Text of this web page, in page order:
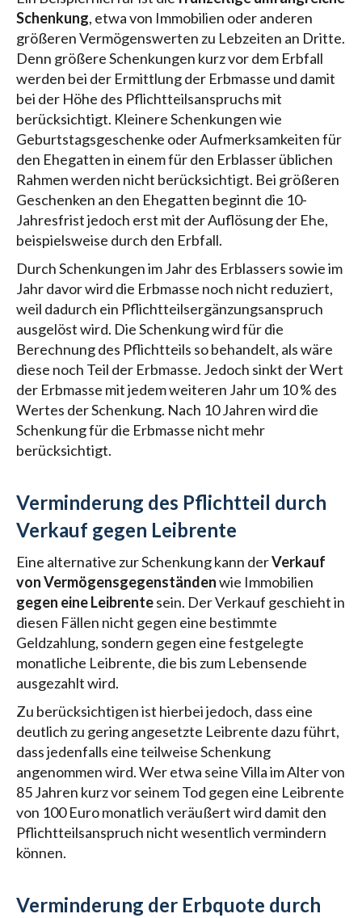
Schenkung, etwa von Immobilien oder anderen
größeren Vermögenswerten zu Lebzeiten an Dritte.
Denn größere Schenkungen kurz vor dem Erbfall
werden bei der Ermittlung der Erbmasse und damit
bei der Höhe des Pflichtteilsanspruchs mit
berücksichtigt. Kleinere Schenkungen wie
Geburtstagsgeschenke oder Aufmerksamkeiten für
den Ehegatten in einem für den Erblasser üblichen
Rahmen werden nicht berücksichtigt. Bei größeren
Geschenken an den Ehegatten beginnt die 10-
Jahresfrist jedoch erst mit der Auflösung der Ehe,
beispielsweise durch den Erbfall.
Durch Schenkungen im Jahr des Erblassers sowie im
Jahr davor wird die Erbmasse noch nicht reduziert,
weil dadurch ein Pflichtteilsergänzungsanspruch
ausgelöst wird. Die Schenkung wird für die
Berechnung des Pflichtteils so behandelt, als wäre
diese noch Teil der Erbmasse. Jedoch sinkt der Wert
der Erbmasse mit jedem weiteren Jahr um 10 % des
Wertes der Schenkung. Nach 10 Jahren wird die
Schenkung für die Erbmasse nicht mehr
berücksichtigt.
Verminderung des Pflichtteil durch
Verkauf gegen Leibrente
Eine alternative zur Schenkung kann derVerkauf
von Vermögensgegenständenwie Immobilien
gegen eine Leibrentesein. Der Verkauf geschieht in
diesen Fällen nicht gegen eine bestimmte
Geldzahlung, sondern gegen eine festgelegte
monatliche Leibrente, die bis zum Lebensende
ausgezahlt wird.
Zu berücksichtigen ist hierbei jedoch, dass eine
deutlich zu gering angesetzte Leibrente dazu führt,
dass jedenfalls eine teilweise Schenkung
angenommen wird. Wer etwa seine Villa im Alter von
85 Jahren kurz vor seinem Tod gegen eine Leibrente
von 100 Euro monatlich veräußert wird damit den
Pflichtteilsanspruch nicht wesentlich vermindern
können.
Verminderung der Erbquote durch